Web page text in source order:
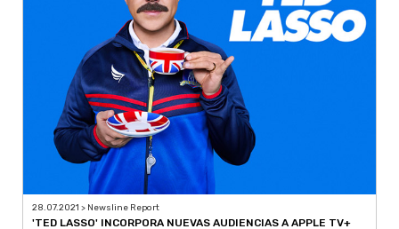
28.07.2021 > Newsline Report
'TED LASSO' INCORPORA NUEVAS AUDIENCIAS A APPLE TV+